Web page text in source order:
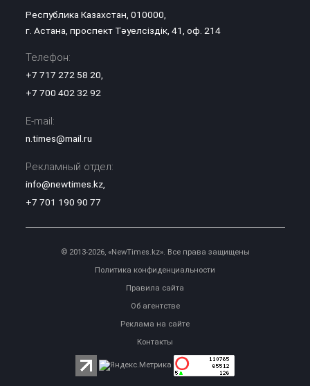
Республика Казахстан, 010000,
г. Астана, проспект Тәуелсіздік, 41, оф. 214
Телефон:
+7 717 272 58 20
+7 700 402 32 92
E-mail:
n.times@mail.ru
Рекламный отдел:
info@newtimes.kz,
+7 701 190 90 77
© 2013-2026, «NewTimes.kz». Все права защищены
Политика конфиденциальности
Правила сайта
Об агентстве
Реклама на сайте
Контакты